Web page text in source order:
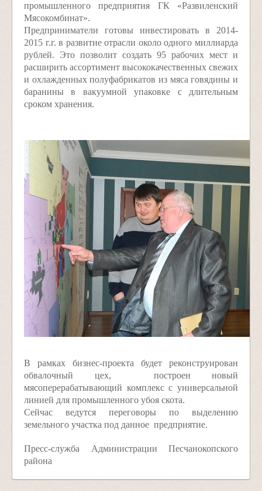
промышленного предприятия ГК «Развиленский
Мясокомбинат».
Предприниматели готовы инвестировать в 2014-
2015 г.г. в развитие отрасли около одного миллиарда
рублей. Это позволит создать 95 рабочих мест и
расширить ассортимент высококачественных свежих
и охлажденных полуфабрикатов из мяса говядины и
баранины в вакуумной упаковке с длительным
сроком хранения.
В рамках бизнес-проекта будет реконструирован
обвалочный цех, построен новый
мясоперерабатывающий комплекс с универсальной
линией для промышленного убоя скота.
Сейчас ведутся переговоры по выделению
земельного участка под данное предприятие.
Пресс-служба Администрации Песчанокопского
района